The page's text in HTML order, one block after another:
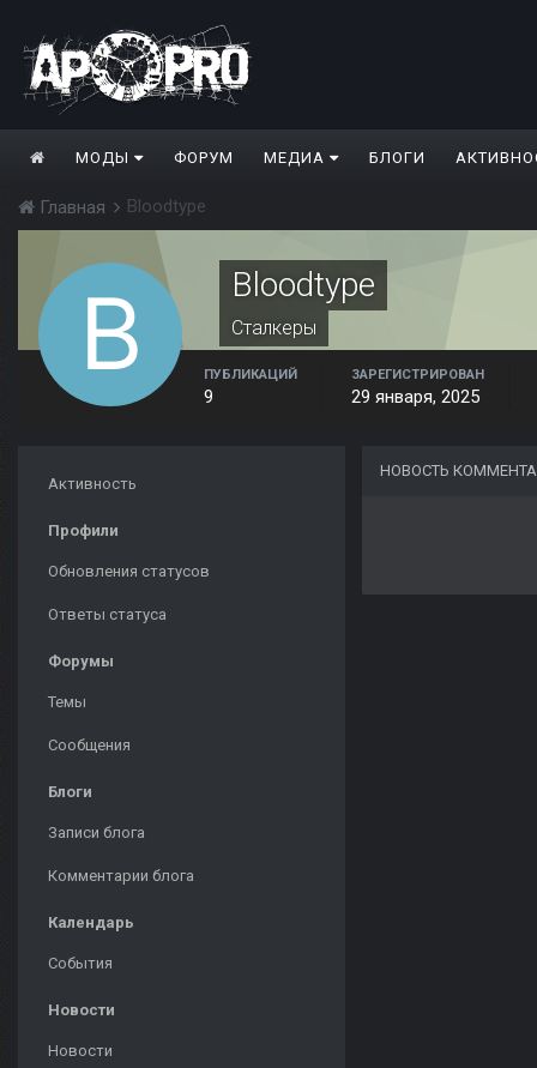
МОДЫ ФОРУМ МЕДИА БЛОГИ
Главная Bloodtype
Bloodtype
Сталкеры
ПУБЛИКАЦИЙ
9
ЗАРЕГИСТРИРОВАН
29 января, 2025
Активность
Профили
Обновления статусов
Ответы статуса
Форумы
Темы
Сообщения
Блоги
Записи блога
Комментарии блога
Календарь
События
Новости
Новости
НОВОСТЬ